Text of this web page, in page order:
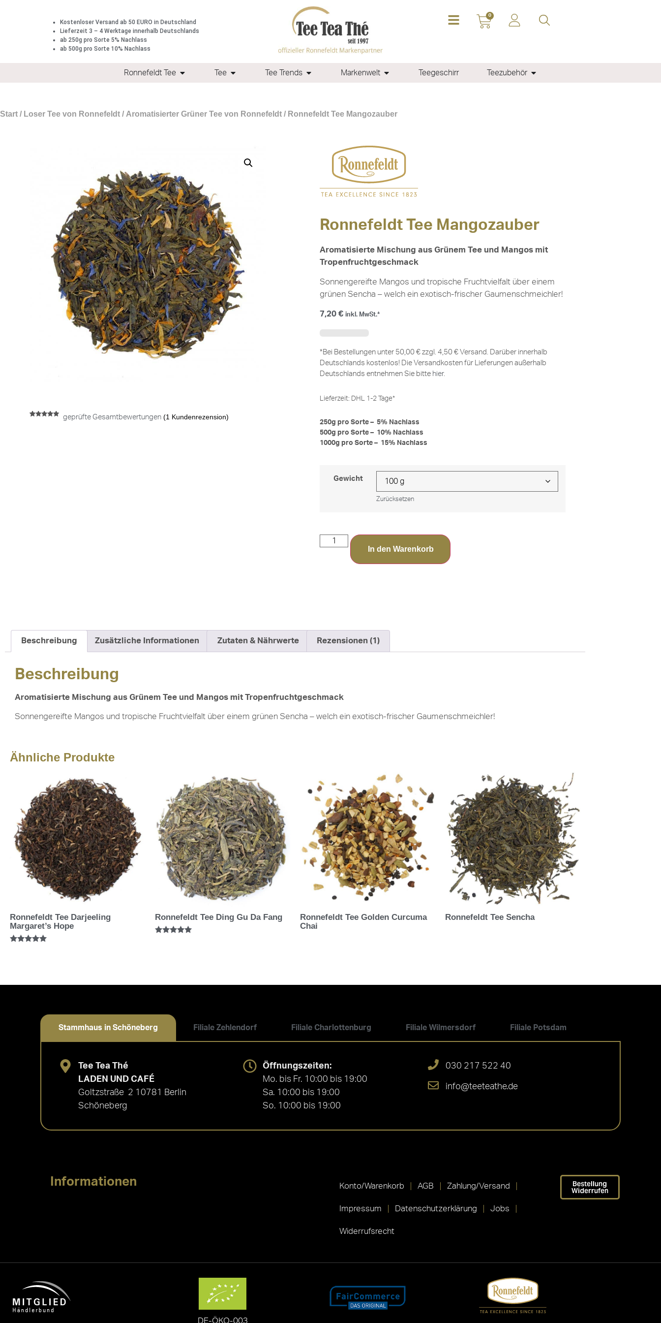
Kostenloser Versand ab 50 EURO in Deutschland
Lieferzeit 3 – 4 Werktage innerhalb Deutschlands
ab 250g pro Sorte 5% Nachlass
ab 500g pro Sorte 10% Nachlass
0
Ronnefeldt Tee Tee Tee Trends Markenwelt Teegeschirr Teezubehör
Start / Loser Tee von Ronnefeldt / Aromatisierter Grüner Tee von Ronnefeldt / Ronnefeldt Tee Mangozauber
geprüfte Gesamtbewertungen (1 Kundenrezension)
Ronnefeldt Tee Mangozauber
Aromatisierte Mischung aus Grünem Tee und Mangos mit
Tropenfruchtgeschmack
Sonnengereifte Mangos und tropische Fruchtvielfalt über einem
grünen Sencha – welch ein exotisch-frischer Gaumenschmeichler!
7,20 € inkl. MwSt.*
*Bei Bestellungen unter 50,00 € zzgl. 4,50 € Versand. Darüber innerhalb
Deutschlands kostenlos! Die Versandkosten für Lieferungen außerhalb
Deutschlands entnehmen Sie bitte hier.
Lieferzeit: DHL 1-2 Tage*
250g pro Sorte – 5% Nachlass
500g pro Sorte – 10% Nachlass
1000g pro Sorte – 15% Nachlass
Gewicht
Zurücksetzen
In den Warenkorb
Beschreibung Zusätzliche Informationen Zutaten & Nährwerte Rezensionen (1)
Beschreibung
Aromatisierte Mischung aus Grünem Tee und Mangos mit Tropenfruchtgeschmack
Sonnengereifte Mangos und tropische Fruchtvielfalt über einem grünen Sencha – welch ein exotisch-frischer Gaumenschmeichler!
Ähnliche Produkte
Ronnefeldt Tee Darjeeling
Margaret’s Hope
Ronnefeldt Tee Ding Gu Da Fang
Ronnefeldt Tee Golden Curcuma
Chai
Ronnefeldt Tee Sencha
Stammhaus in Schöneberg Filiale Zehlendorf Filiale Charlottenburg Filiale Wilmersdorf Filiale Potsdam
Tee Tea Thé
LADEN UND CAFÉ
Goltzstraße 2 10781 Berlin
Schöneberg
Öffnungszeiten:
Mo. bis Fr. 10:00 bis 19:00
Sa. 10:00 bis 19:00
So. 10:00 bis 19:00
030 217 522 40
info@teeteathe.de
Informationen Konto/Warenkorb AGB Zahlung/Versand
Impressum Datenschutzerklärung Jobs
Widerrufsrecht
Bestellung
Widerrufen
DE-ÖKO-003